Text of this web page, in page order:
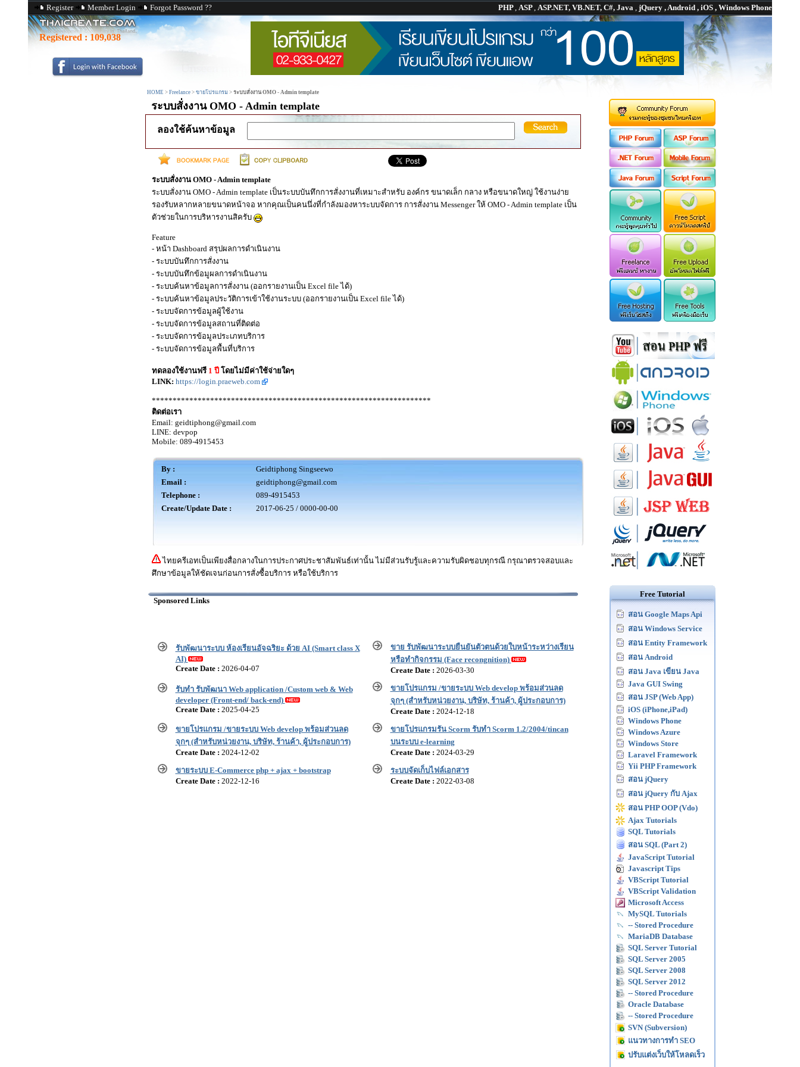
Register Member Login Forgot Password ?? PHP, ASP, ASP.NET, VB.NET, C#, Java , jQuery , Android , iOS , Windows Phone
Registered : 109,038
HOME > Freelance > ขายโปรแกรม > ระบบสั่งงาน OMO - Admin template
ระบบสั่งงาน OMO - Admin template
ลองใช้ค้นหาข้อมูล
ระบบสั่งงาน OMO - Admin template
ระบบสั่งงาน OMO - Admin template เป็นระบบบันทึกการสั่งงานที่เหมาะสำหรับ องค์กร ขนาดเล็ก กลาง หรือขนาดใหญ่ ใช้งานง่าย
รองรับหลากหลายขนาดหน้าจอ หากคุณเป็นคนนึ่งที่กำลังมองหาระบบจัดการ การสั่งงาน Messenger ให้ OMO - Admin template เป็น
ตัวช่วยในการบริหารงานสิครับ
Feature
- หน้า Dashboard สรุปผลการดำเนินงาน
- ระบบบันทึกการสั่งงาน
- ระบบบันทึกข้อมูผลการดำเนินงาน
- ระบบค้นหาข้อมูลการสั่งงาน (ออกรายงานเป็น Excel file ได้)
- ระบบค้นหาข้อมูลประวัติการเข้าใช้งานระบบ (ออกรายงานเป็น Excel file ได้)
- ระบบจัดการข้อมูลผู้ใช้งาน
- ระบบจัดการข้อมูลสถานที่ติดต่อ
- ระบบจัดการข้อมูลประเภทบริการ
- ระบบจัดการข้อมูลพื้นที่บริการ
ทดลองใช้งานฟรี 1 ปี โดยไม่มีค่าใช้จ่ายใดๆ
LINK: https://login.praeweb.com
*******************************************************************
ติดต่อเรา
Email: geidtiphong@gmail.com
LINE: devpop
Mobile: 089-4915453
By :
Geidtiphong Singseewo
Email :
geidtiphong@gmail.com
Telephone :
089-4915453
Create/Update Date :
2017-06-25 / 0000-00-00
ไทยครีเอทเป็นเพียงสื่อกลางในการประกาศประชาสัมพันธ์เท่านั้น ไม่มีส่วนรับรู้และความรับผิดชอบทุกรณี กรุณาตรวจสอบและ
ศึกษาข้อมูลให้ชัดเจนก่อนการสั่งซื้อบริการ หรือใช้บริการ
Sponsored Links
รับพัฒนาระบบ ห้องเรียนอัจฉริยะ ด้วย AI (Smart class X
AI)
Create Date : 2026-04-07
ขาย รับพัฒนาระบบยืนยันตัวตนด้วยใบหน้าระหว่างเรียน
หรือทำกิจกรรม (Face recongnition)
Create Date : 2026-03-30
รับทำ รับพัฒนา Web application /Custom web & Web
developer (Front-end/ back-end)
Create Date : 2025-04-25
ขายโปรแกรม /ขายระบบ Web develop พร้อมส่วนลด
จุกๆ (สำหรับหน่วยงาน, บริษัท, ร้านค้า, ผู้ประกอบการ)
Create Date : 2024-12-18
ขายโปรแกรม /ขายระบบ Web develop พร้อมส่วนลด
จุกๆ (สำหรับหน่วยงาน, บริษัท, ร้านค้า, ผู้ประกอบการ)
Create Date : 2024-12-02
ขายโปรแกรมรัน Scorm รับทำ Scorm 1.2/2004/tincan
บนระบบ e-learning
Create Date : 2024-03-29
ขายระบบ E-Commerce php + ajax + bootstrap
Create Date : 2022-12-16
ระบบจัดเก็บไฟล์เอกสาร
Create Date : 2022-03-08
Free Tutorial
สอน Google Maps Api
สอน Windows Service
สอน Entity Framework
สอน Android
สอน Java เขียน Java
Java GUI Swing
สอน JSP (Web App)
iOS (iPhone,iPad)
Windows Phone
Windows Azure
Windows Store
Laravel Framework
Yii PHP Framework
สอน jQuery
สอน jQuery กับ Ajax
สอน PHP OOP (Vdo)
Ajax Tutorials
SQL Tutorials
สอน SQL (Part 2)
JavaScript Tutorial
Javascript Tips
VBScript Tutorial
VBScript Validation
Microsoft Access
MySQL Tutorials
-- Stored Procedure
MariaDB Database
SQL Server Tutorial
SQL Server 2005
SQL Server 2008
SQL Server 2012
-- Stored Procedure
Oracle Database
-- Stored Procedure
SVN (Subversion)
แนวทางการทำ SEO
ปรับแต่งเว็บให้โหลดเร็ว